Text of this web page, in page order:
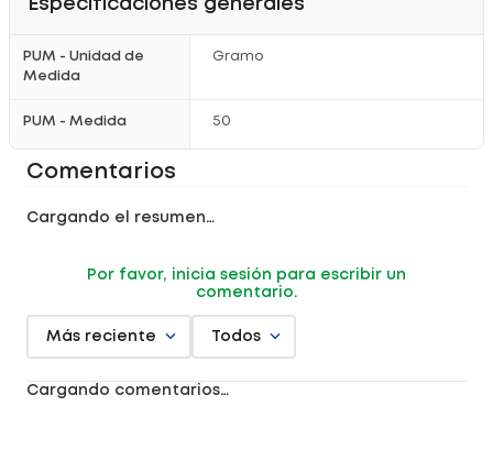
Especificaciones generales
PUM - Unidad de
Medida
Gramo
PUM - Medida 50
Comentarios
Cargando el resumen…
Por favor, inicia sesión para escribir un
comentario.
Más reciente Todos
Cargando comentarios…